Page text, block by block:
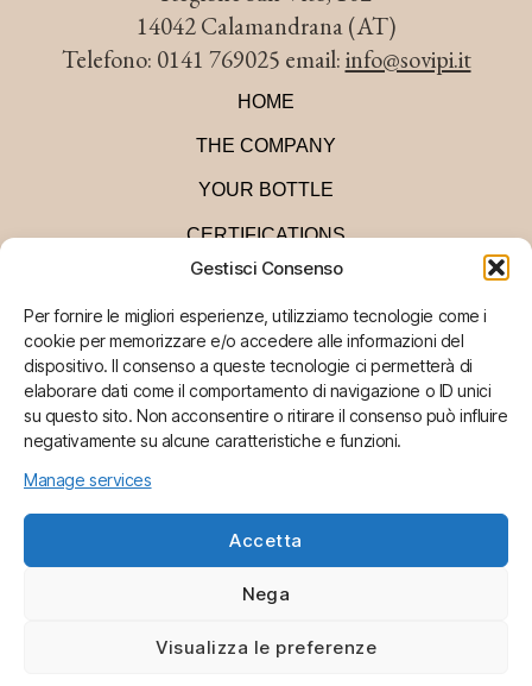
Gestisci Consenso
Per fornire le migliori esperienze, utilizziamo tecnologie come i
cookie per memorizzare e/o accedere alle informazioni del
dispositivo. Il consenso a queste tecnologie ci permetterà di
elaborare dati come il comportamento di navigazione o ID unici
su questo sito. Non acconsentire o ritirare il consenso può influire
negativamente su alcune caratteristiche e funzioni.
Manage services
Accetta
Nega
Visualizza le preferenze
14042 Calamandrana (AT)
Telefono: 0141 769025 email:info@sovipi.it
HOME
THE COMPANY
YOUR BOTTLE
CERTIFICATIONS
CONTACTS
S
.PI.
@
Cookie Policy Privacy policy